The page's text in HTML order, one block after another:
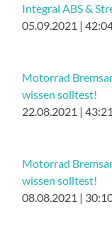
Integral ABS &
05.09.2021 |
Motorrad
wissen solltest!
22.08.2021 |
Motorrad
wissen solltest!
08.08.2021 |